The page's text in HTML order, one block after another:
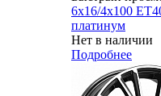
6x16/4x100
платинум
Нет в наличии
Подробнее